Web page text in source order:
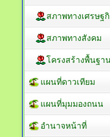
สภาพทางเศรษฐ
สภาพทางสังคม
โครงสร้างพื้นฐา
แผนที่ดาวเทียม
แผนที่มุมมองถนน
อำนาจหน้าที่